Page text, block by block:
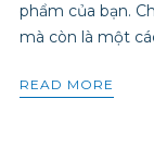
phẩm của bạn.
mà còn là một
READ MORE